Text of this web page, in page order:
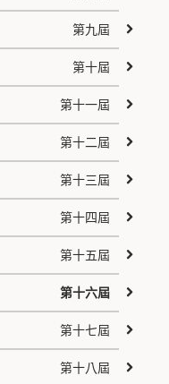
第九屆
第十屆
第十一屆
第十二屆
第十三屆
第十四屆
第十五屆
第十六屆
第十七屆
第十八屆